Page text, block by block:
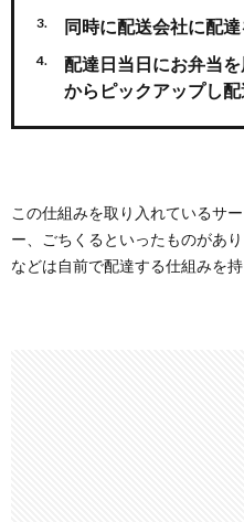
同時に配送会社に配
配達日当日にお弁当
からピックアップし配
この仕組みを取り入れているサ
ー、ごちくるといったものがあ
などは自前で配達する仕組みを持